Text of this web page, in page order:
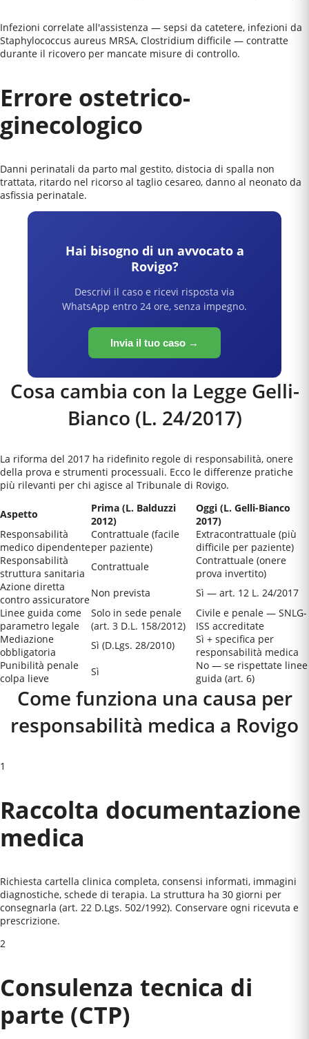
Infezioni correlate all'assistenza — sepsi da catetere, infezioni da
Staphylococcus aureus MRSA, Clostridium difficile — contratte
durante il ricovero per mancate misure di controllo.
Errore ostetrico-
ginecologico
Danni perinatali da parto mal gestito, distocia di spalla non
trattata, ritardo nel ricorso al taglio cesareo, danno al neonato da
asfissia perinatale.
Hai bisogno di un avvocato a
Rovigo?
Descrivi il caso e ricevi risposta via
WhatsApp entro 24 ore, senza impegno.
Invia il tuo caso →
Cosa cambia con la Legge Gelli-
Bianco (L. 24/2017)
La riforma del 2017 ha ridefinito regole di responsabilità, onere
della prova e strumenti processuali. Ecco le differenze pratiche
più rilevanti per chi agisce al Tribunale di Rovigo.
Aspetto
Prima (L. Balduzzi
2012)
Oggi (L. Gelli-Bianco
2017)
Responsabilità
medico dipendente
Contrattuale (facile
per paziente)
Extracontrattuale (più
difficile per paziente)
Responsabilità
struttura sanitaria
Contrattuale
Contrattuale (onere
prova invertito)
Azione diretta
contro assicuratore
Non prevista
Sì — art. 12 L. 24/2017
Linee guida come
parametro legale
Solo in sede penale
(art. 3 D.L. 158/2012)
Civile e penale — SNLG-
ISS accreditate
Mediazione
obbligatoria
Sì (D.Lgs. 28/2010)
Sì + specifica per
responsabilità medica
Punibilità penale
colpa lieve
Sì
No — se rispettate linee
guida (art. 6)
Come funziona una causa per
responsabilità medica a Rovigo
1
Raccolta documentazione
medica
Richiesta cartella clinica completa, consensi informati, immagini
diagnostiche, schede di terapia. La struttura ha 30 giorni per
consegnarla (art. 22 D.Lgs. 502/1992). Conservare ogni ricevuta e
prescrizione.
2
Consulenza tecnica di
parte (CTP)